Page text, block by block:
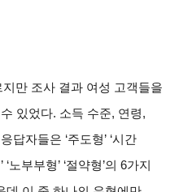
만 조사 결과 여성 고객들을
있었다. 소득 수준, 연령,
답자들은 ‘주도형’ ‘시간
‘노부부형’ ‘절약형’의 6가지